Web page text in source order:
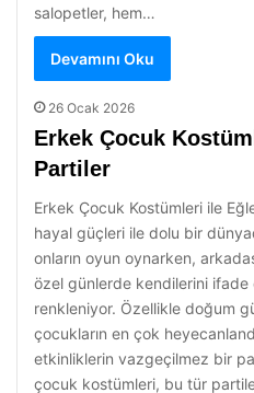
salopetler, hem…
Devamını Oku
26 Ocak 2026
Erkek Çocuk
Partiler
Erkek Çocuk Kostümleri ile
hayal güçleri ile dolu bir
onların oyun oynarken,
özel günlerde kendilerini
renkleniyor. Özellikle doğum
çocukların en çok
etkinliklerin vazgeçilmez bir
çocuk kostümleri, bu tür